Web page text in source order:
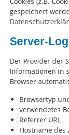
gespeichert
Server-
Der Provider der
Informationen in
Browser
Browsertyp
verwendetes
Referrer URL
Hostname des